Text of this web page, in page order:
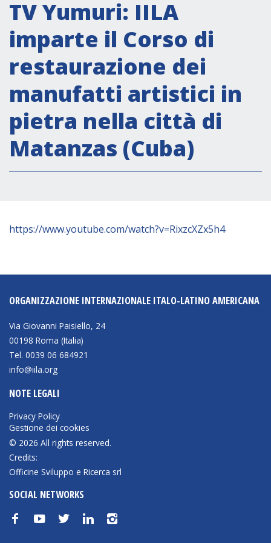
Segreteria Culturale
Segreteria Socio-economica
Segreteria Tecnico scientifica
Forum PMI
Conferenze Italia-America Latina e Caraibi
Rete per la promozione dell’uguaglianza di
genere
COOPERAZIONE
Giustizia e Sicurezza
EUROsociAL
EL PAcCTO
EUROFRONT
COPOLAD III
AL-INVEST Verde
MEDIA
TV Yumuri: IILA
imparte il Corso di
restaurazione dei
manufatti artistici in
pietra nella città di
Matanzas (Cuba)
https://www.youtube.com/watch?v=RixzcXZx5h4
ORGANIZZAZIONE INTERNAZIONALE ITALO-LATINO AMERICANA
Via Giovanni Paisiello, 24
00198 Roma (Italia)
Tel. 0039 06 684921
info@iila.org
NOTE LEGALI
Privacy Policy
Gestione dei cookies
© 2026 All rights reserved.
Credits:
Officine Sviluppo e Ricerca srl
SOCIAL NETWORKS
f y t n i